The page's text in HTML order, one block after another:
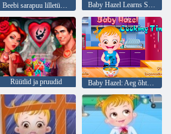
Beebi sarapuu lilletüdruk
Rüütlid ja pruudid